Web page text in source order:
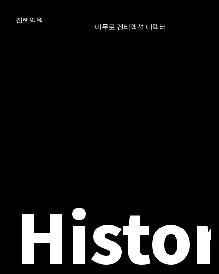
집행임원
미무로 겐타액션 디렉터